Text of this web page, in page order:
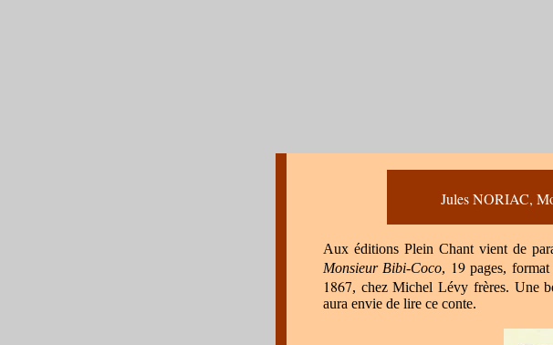
Jules NORIAC,
Aux éditions Plein Chant vient de
Monsieur Bibi-Coco, 19pages, format
1867, chez Michel Lévy frères. Une
aura envie de lire ce conte.